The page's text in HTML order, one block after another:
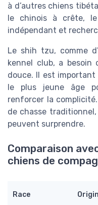
à d’autres chiens
le chinois à crête,
indépendant et
Le shih tzu, comme
kennel club, a besoin
douce. Il est
le plus jeune âge
renforcer la
de chasse
peuvent surprendre.
Comparaison
chiens de
Race